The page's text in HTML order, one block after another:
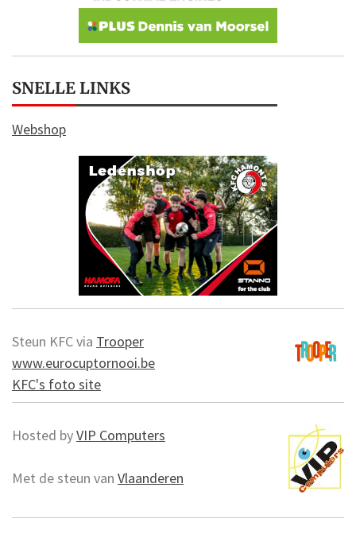
SNELLE LINKS
Webshop
Steun KFC via Trooper
www.eurocuptornooi.be
KFC's foto site
Hosted byVIP Computers
Met de steun van Vlaanderen